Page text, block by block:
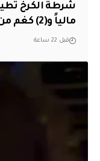
شرطة الكرخ
مالياً و(2) كغم من المصوغات الذهبية
قبل 22 ساعة